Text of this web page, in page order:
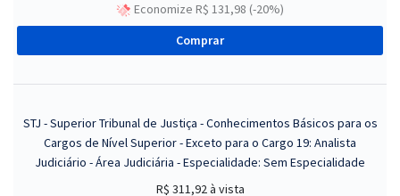
Economize R$ 131,98 (-20%)
Comprar
STJ - Superior Tribunal de Justiça - Conhecimentos Básicos para os
Cargos de Nível Superior - Exceto para o Cargo 19: Analista
Judiciário - Área Judiciária - Especialidade: Sem Especialidade
R$ 311,92à vista